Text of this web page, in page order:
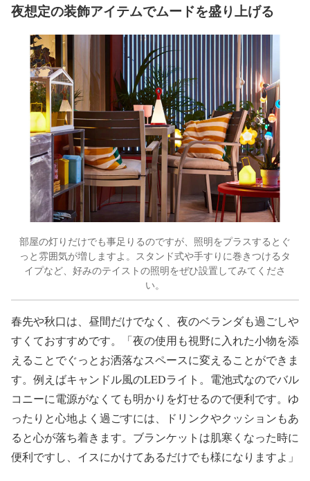
夜想定の装飾アイテムでムードを盛り上げる
部屋の灯りだけでも事足りるのですが、照明をプラスするとぐ
っと雰囲気が増しますよ。スタンド式や手すりに巻きつけるタ
イプなど、好みのテイストの照明をぜひ設置してみてくださ
い。
春先や秋口は、昼間だけでなく、夜のベランダも過ごしや
すくておすすめです。「夜の使用も視野に入れた小物を添
えることでぐっとお洒落なスペースに変えることができま
す。例えばキャンドル風のLEDライト。電池式なのでバル
コニーに電源がなくても明かりを灯せるので便利です。ゆ
ったりと心地よく過ごすには、ドリンクやクッションもあ
ると心が落ち着きます。ブランケットは肌寒くなった時に
便利ですし、イスにかけてあるだけでも様になりますよ」